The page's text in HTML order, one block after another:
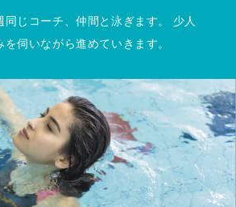
同じコーチ、仲間と泳ぎます。 少人
伺いながら進めていきます。